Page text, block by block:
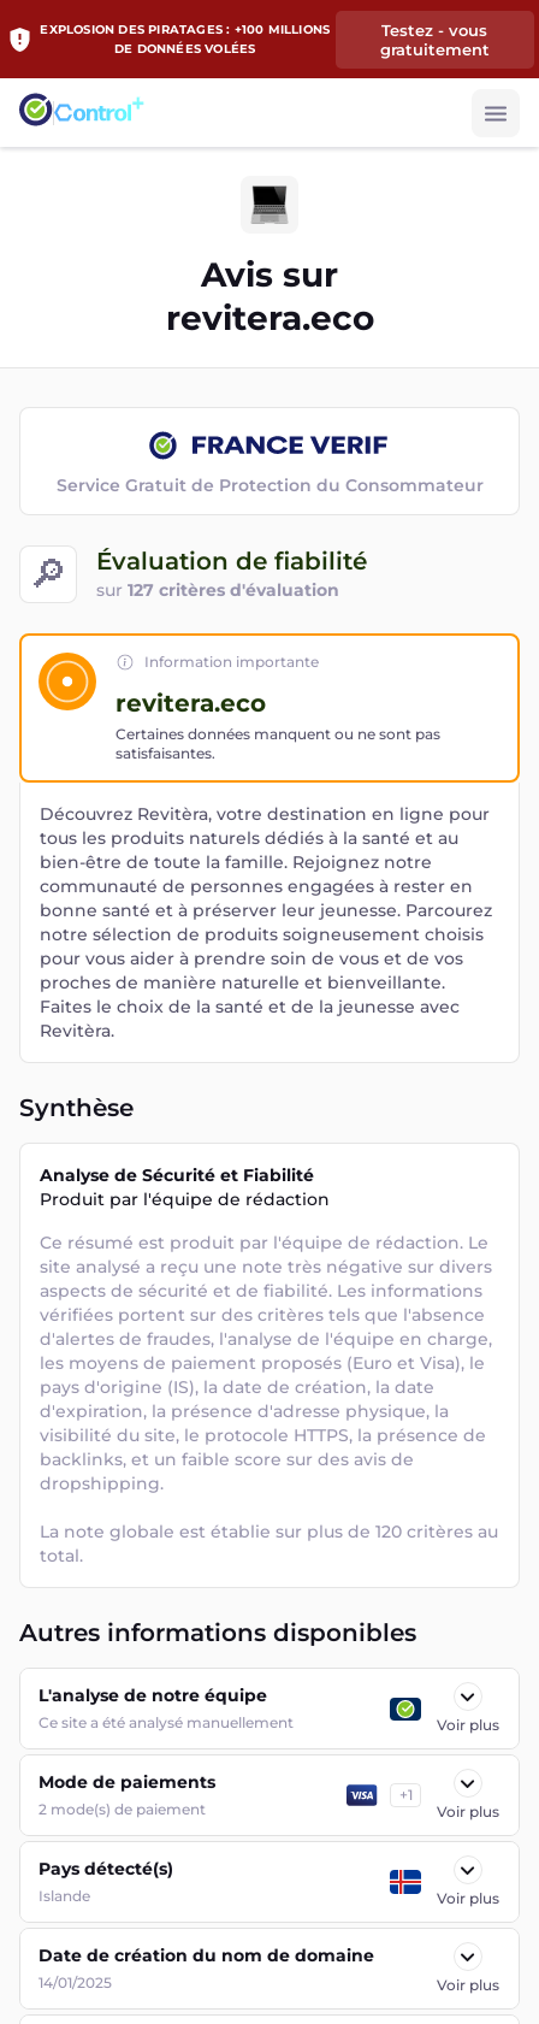
EXPLOSION DES PIRATAGES : +100 MILLIONS
DE DONNÉES VOLÉES
Testez - vous
gratuitement
Avis sur
revitera.eco
🔎 Évaluation de fiabilité
sur 127 critères d'évaluation
Service Gratuit de Protection du Consommateur
Information importante
revitera.eco
Certaines données manquent ou ne sont pas
satisfaisantes.
Découvrez Revitèra, votre destination en ligne pour
tous les produits naturels dédiés à la santé et au
bien-être de toute la famille. Rejoignez notre
communauté de personnes engagées à rester en
bonne santé et à préserver leur jeunesse. Parcourez
notre sélection de produits soigneusement choisis
pour vous aider à prendre soin de vous et de vos
proches de manière naturelle et bienveillante.
Faites le choix de la santé et de la jeunesse avec
Revitèra.
Synthèse
Analyse de Sécurité et Fiabilité
Produit par l'équipe de rédaction
Ce résumé est produit par l'équipe de rédaction. Le
site analysé a reçu une note très négative sur divers
aspects de sécurité et de fiabilité. Les informations
vérifiées portent sur des critères tels que l'absence
d'alertes de fraudes, l'analyse de l'équipe en charge,
les moyens de paiement proposés (Euro et Visa), le
pays d'origine (IS), la date de création, la date
d'expiration, la présence d'adresse physique, la
visibilité du site, le protocole HTTPS, la présence de
backlinks, et un faible score sur des avis de
dropshipping.
La note globale est établie sur plus de 120 critères au
total.
Autres informations disponibles
L'analyse de notre équipe
Ce site a été analysé manuellement Voir plus
Mode de paiements
2 mode(s) de paiement
+1
Voir plus
Pays détecté(s)
Islande Voir plus
Date de création du nom de domaine
14/01/2025 Voir plus